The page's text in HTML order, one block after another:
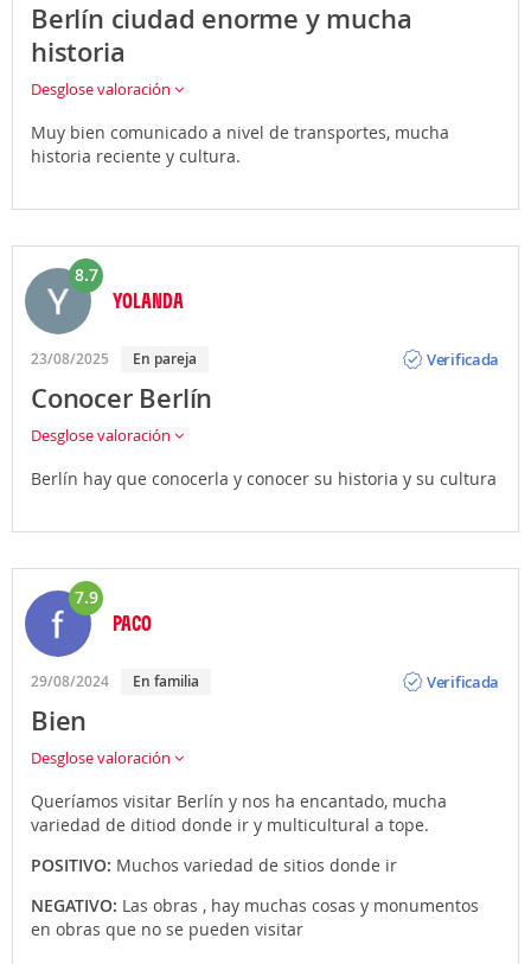
Berlín ciudad enorme y mucha
historia
Desglose valoración
Muy bien comunicado a nivel de transportes, mucha
historia reciente y cultura.
8.7
YOLANDA
23/08/2025 En pareja
Verificada
Conocer Berlín
Desglose valoración
Berlín hay que conocerla y conocer su historia y su cultura
7.9
PACO
29/08/2024 En familia
Verificada
Bien
Desglose valoración
Queríamos visitar Berlín y nos ha encantado, mucha
variedad de ditiod donde ir y multicultural a tope.
POSITIVO: Muchos variedad de sitios donde ir
NEGATIVO: Las obras , hay muchas cosas y monumentos
en obras que no se pueden visitar